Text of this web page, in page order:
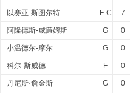
以赛亚-斯图尔特 F-C 7
阿隆德斯-威廉姆斯 G 0
小温德尔-摩尔 G 0
科尔-斯威德 F 0
丹尼斯·詹金斯 G 0